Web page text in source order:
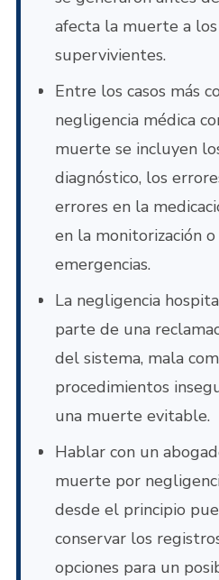
afecta la muerte a
supervivientes.
Entre los casos más
negligencia médica
muerte se incluyen
diagnóstico, los
errores en la
en la monitorización
emergencias.
La negligencia
parte de una
del sistema, mala
procedimientos
una muerte evitable.
Hablar con un
muerte por
desde el principio
conservar los
opciones para un